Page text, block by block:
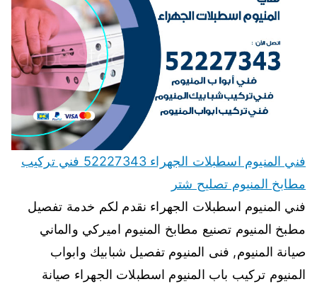
فني المنيوم اسطبلات الجهراء 52227343 فني تركيب
مطابخ المنيوم تصليح شتر
فني المنيوم اسطبلات الجهراء نقدم لكم خدمة تفصيل
مطبخ المنيوم تصنيع مطابخ المنيوم اميركي والماني
صيانة المنيوم, فنى المنيوم تفصيل شبابيك وابواب
المنيوم تركيب باب المنيوم اسطبلات الجهراء صيانة